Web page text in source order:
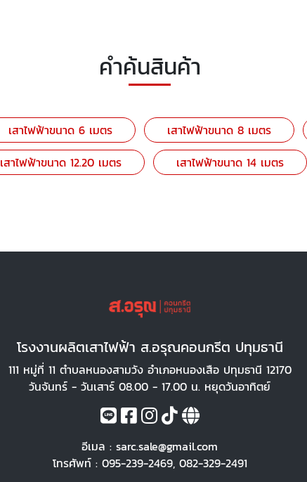
คำค้นสินค้า
เสาไฟฟ้าขนาด 6 เมตร เสาไฟฟ้าขนาด 8 เมตร
เสาไฟฟ้าขนาด 12.20 เมตร เสาไฟฟ้าขนาด 14 เมตร
โรงงานผลิตเสาไฟฟ้า ส.อรุณคอนกรีต ปทุมธานี
111 หมู่ที่ 11 ตำบลหนองสามวัง อำเภอหนองเสือ ปทุมธานี 12170
วันจันทร์ - วันเสาร์ 08.00 - 17.00 น. หยุดวันอาทิตย์
อีเมล : sarc.sale@gmail.com
โทรศัพท์ : 095-239-2469, 082-329-2491